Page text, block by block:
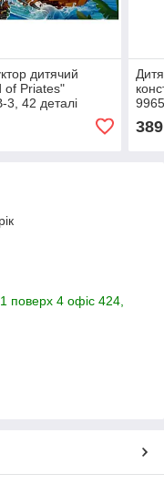
дитячий
of Priates"
3, 42 деталі
поверх 4 офіс 424,